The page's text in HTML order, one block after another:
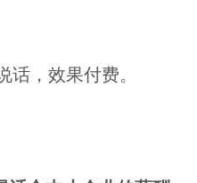
，效果付费。